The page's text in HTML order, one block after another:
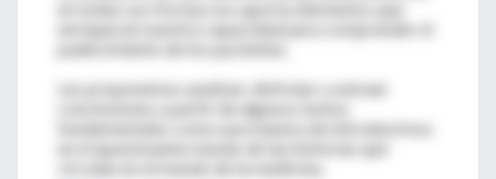
Les proponemos analizar, disfrutar y extraer
conclusiones a partir de algunos textos
fundamentales como una manera de introducirnos